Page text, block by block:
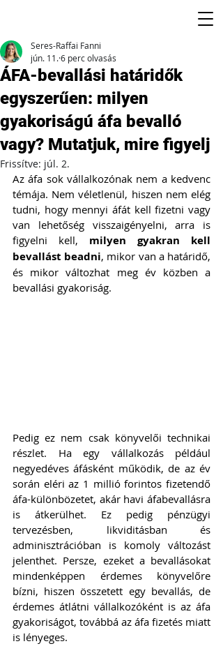
ÁFA-bevallási határidők
egyszerűen: milyen
gyakoriságú áfa bevalló
vagy? Mutatjuk, mire figyelj
Seres-Raffai Fanni
jún. 11.6 perc olvasás
Frissítve: júl. 2.
Az áfa sok vállalkozónak nem a kedvenc
témája. Nem véletlenül, hiszen nem elég
tudni, hogy mennyi áfát kell fizetni vagy
van lehetőség visszaigényelni, arra is
figyelni kell, milyen gyakran kell
bevallást beadni, mikor van a határidő,
és mikor változhat meg év közben a
bevallási gyakoriság.
Pedig ez nem csak könyvelői technikai
részlet. Ha egy vállalkozás például
negyedéves áfásként működik, de az év
során eléri az 1 millió forintos fizetendő
áfa-különbözetet, akár havi áfabevallásra
is átkerülhet. Ez pedig pénzügyi
tervezésben, likviditásban és
adminisztrációban is komoly változást
jelenthet. Persze, ezeket a bevallásokat
mindenképpen érdemes könyvelőre
bízni, hiszen összetett egy bevallás, de
érdemes átlátni vállalkozóként is az áfa
gyakoriságot, továbbá az áfa fizetés miatt
is lényeges.